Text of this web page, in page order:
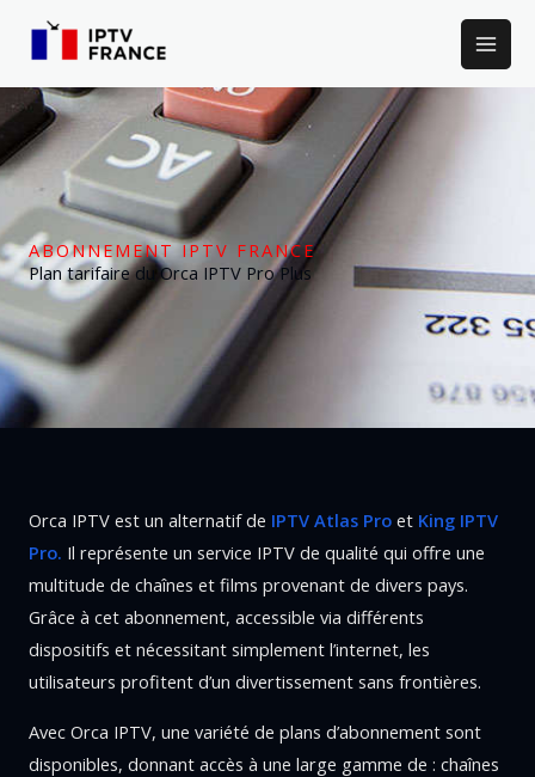
ABONNEMENT IPTV FRANCE
Plan tarifaire du Orca IPTV Pro Plus
Orca IPTV est un alternatif de IPTV Atlas Pro et King IPTV
Pro. Il représente un service IPTV de qualité qui offre une
multitude de chaînes et films provenant de divers pays.
Grâce à cet abonnement, accessible via différents
dispositifs et nécessitant simplement l’internet, les
utilisateurs profitent d’un divertissement sans frontières.
Avec Orca IPTV, une variété de plans d’abonnement sont
disponibles, donnant accès à une large gamme de : chaînes